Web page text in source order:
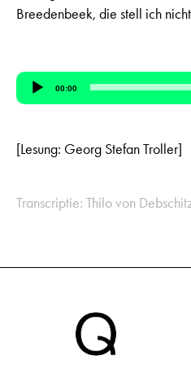
Breedenbeek, die stell ich
Audiospeler
00:00
[Lesung: Georg Stefan Troller]
Transcriptie: Thilo von